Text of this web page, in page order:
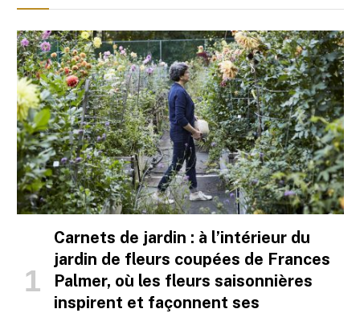
Carnets de jardin : à l’intérieur du
jardin de fleurs coupées de Frances
Palmer, où les fleurs saisonnières
inspirent et façonnent ses